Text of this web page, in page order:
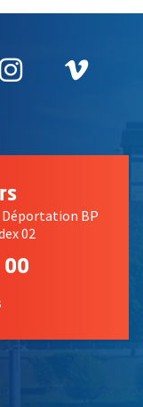
fenêtre
nouvelle
une
Instagram
, Ouvre
,
une
RSS
Déportation BP
02
00